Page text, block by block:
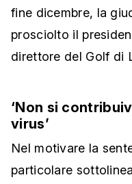
fine dicembre, la
prosciolto il
direttore del Golf di
‘Non si
virus’
Nel motivare la
particolare